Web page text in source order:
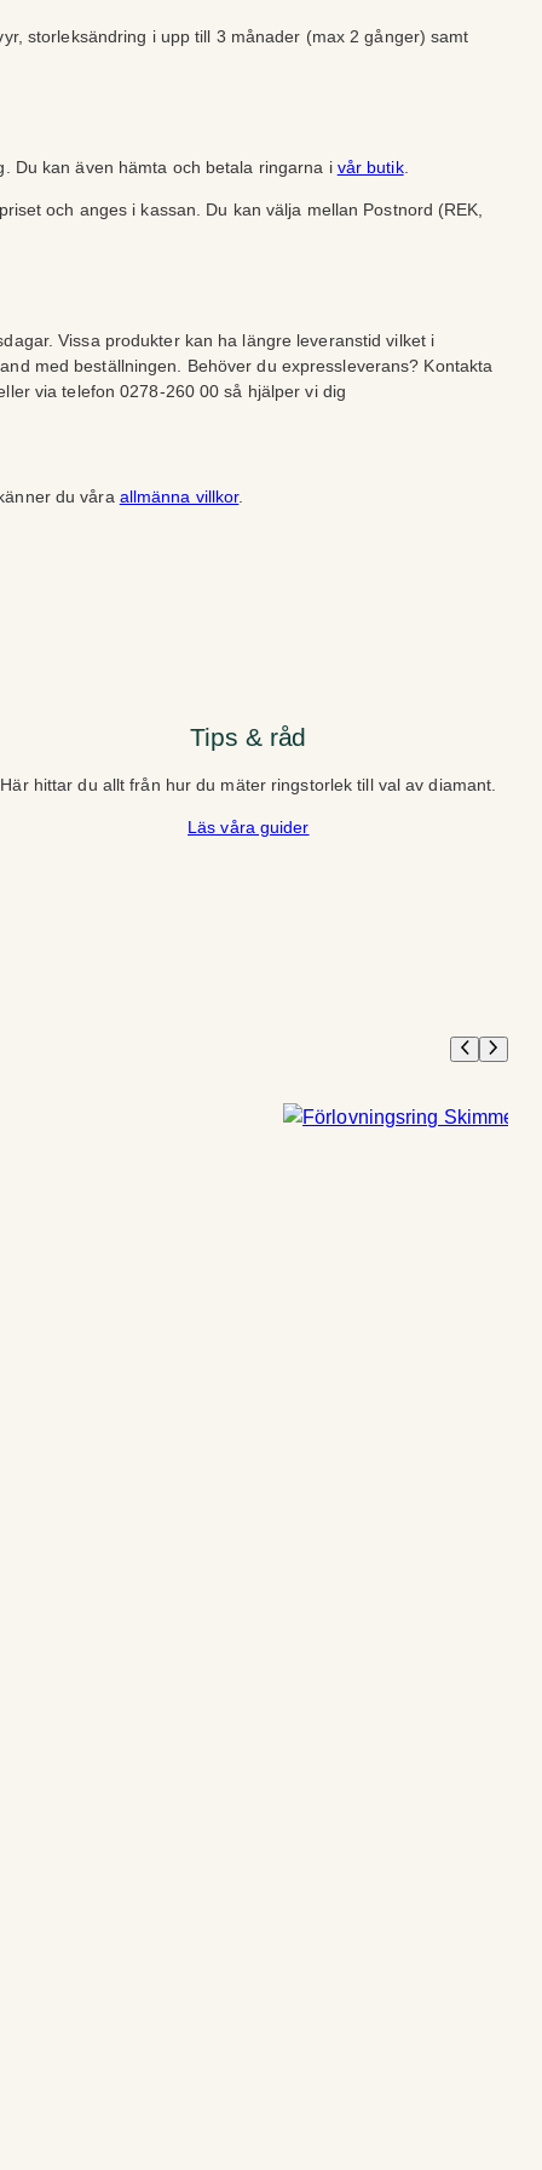
storleksändring i upp till 3 månader (max 2 gånger) samt
Du kan även hämta och betala ringarna i vår butik.
och anges i kassan. Du kan välja mellan Postnord (REK,
Vissa produkter kan ha längre leveranstid vilket i
med beställningen. Behöver du expressleverans? Kontakta
via telefon 0278-260 00 så hjälper vi dig
du våra allmänna villkor.
Tips & råd
Här hittar du allt från hur du mäter ringstorlek till val av diamant.
Läs våra guider